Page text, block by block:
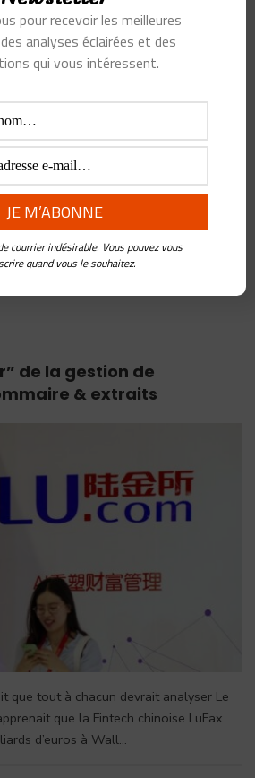
pour dominer la #Edtech
l’incroyable société ByteDance
de la gestion de
& extraits
que tout à chacun devrait analyser Le
que la Fintech chinoise LuFax
d’euros à Wall...
pour recevoir les meilleures
analyses éclairées et des
qui vous intéressent.
courrier indésirable. Vous pouvez vous
quand vous le souhaitez.